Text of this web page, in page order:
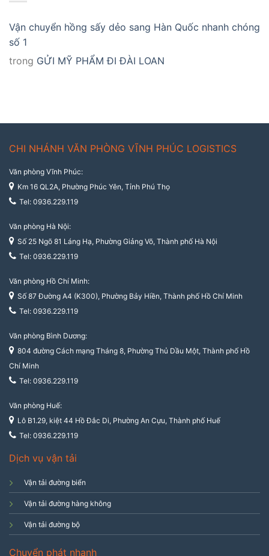
Vận chuyển hồng sấy dẻo sang Hàn Quốc nhanh chóng
số 1
trong GỬI MỸ PHẨM ĐI ĐÀI LOAN
CHI NHÁNH VĂN PHÒNG VĨNH PHÚC LOGISTICS
Văn phòng Vĩnh Phúc:
Km 16 QL2A, Phường Phúc Yên, Tỉnh Phú Thọ
Tel: 0936.229.119
Văn phòng Hà Nội:
Số 25 Ngõ 81 Láng Hạ, Phường Giảng Võ, Thành phố Hà Nội
Tel: 0936.229.119
Văn phòng Hồ Chí Minh:
Số 87 Đường A4 (K300), Phường Bảy Hiền, Thành phố Hồ Chí Minh
Tel: 0936.229.119
Văn phòng Bình Dương:
804 đường Cách mạng Tháng 8, Phường Thủ Dầu Một, Thành phố Hồ
Chí Minh
Tel: 0936.229.119
Văn phòng Huế:
Lô B1.29, kiệt 44 Hồ Đắc Di, Phường An Cựu, Thành phố Huế
Tel: 0936.229.119
Dịch vụ vận tải
Vận tải đường biển
Vận tải đường hàng không
Vận tải đường bộ
Chuyển phát nhanh